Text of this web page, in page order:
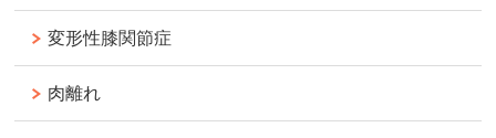
変形性膝関節症
肉離れ